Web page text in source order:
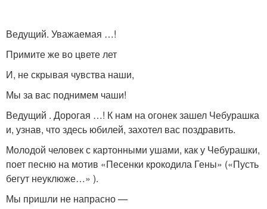
Ведущий. Уважаемая …!
Примите же во цвете лет
И, не скрывая чувства наши,
Мы за вас поднимем чаши!
Ведущий . Дорогая …! К нам на огонек зашел Чебурашка
и, узнав, что здесь юбилей, захотел вас поздравить.
Молодой человек с картонными ушами, как у Чебурашки,
поет песню на мотив «Песенки крокодила Гены» («Пусть
бегут неуклюже…» ).
Мы пришли не напрасно —